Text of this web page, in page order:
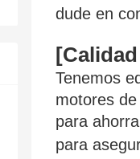
dude en
Tenemos
motores
para
para